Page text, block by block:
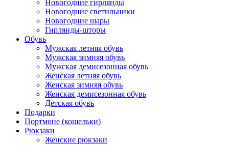
Новогодние гирлянды
Новогодние светильники
Новогодние шары
Гирлянды-шторы
Обувь
Мужская летняя обувь
Мужская зимняя обувь
Мужская демисезонная обувь
Женская летняя обувь
Женская зимняя обувь
Женская демисезонная обувь
Детская обувь
Подарки
Портмоне (кошельки)
Рюкзаки
Женские рюкзаки